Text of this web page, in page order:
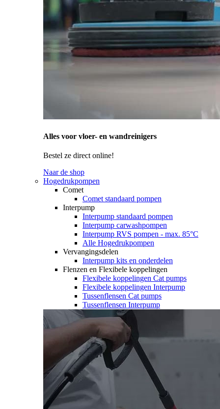
Alles voor vloer- en wandreinigers
Bestel ze direct online!
Naar de shop
Hogedrukpompen
Comet
Comet standaard pompen
Interpump
Interpump standaard pompen
Interpump carwashpompen
Interpump RVS pompen - max. 85°C
Alle Hogedrukpompen
Vervangingsdelen
Interpump kits en onderdelen
Flenzen en Flexibele koppelingen
Flexibele koppelingen Cat pumps
Flexibele koppelingen Interpump
Tussenflensen Cat pumps
Tussenflensen Interpump